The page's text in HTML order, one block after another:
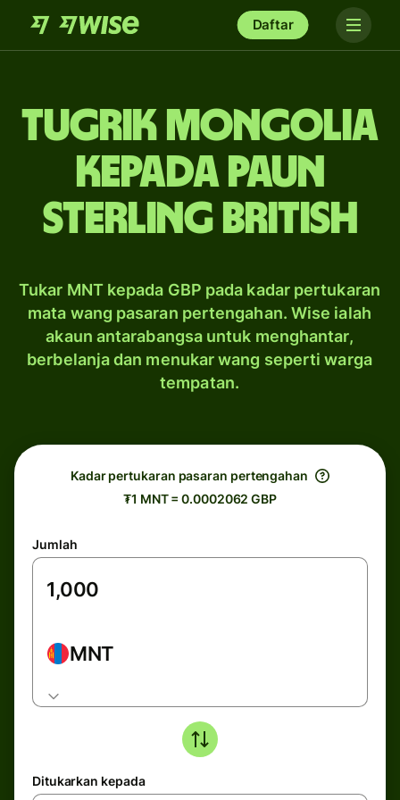
Daftar
tugrik Mongolia
kepada paun
sterling British
Tukar MNT kepada GBP pada kadar pertukaran
mata wang pasaran pertengahan. Wise ialah
akaun antarabangsa untuk menghantar,
berbelanja dan menukar wang seperti warga
tempatan.
Kadar pertukaran pasaran pertengahan
₮1 MNT = 0.0002062 GBP
Jumlah
MNT
Ditukarkan kepada